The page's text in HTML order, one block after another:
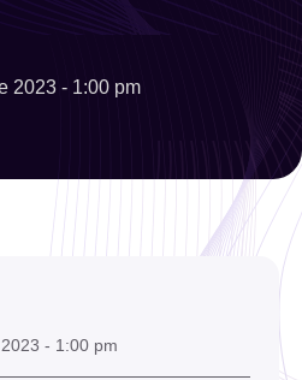
2023 - 1:00 pm
- 1:00 pm